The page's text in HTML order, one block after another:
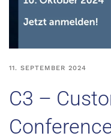
11. SEPTEMBER 2024
C3 –